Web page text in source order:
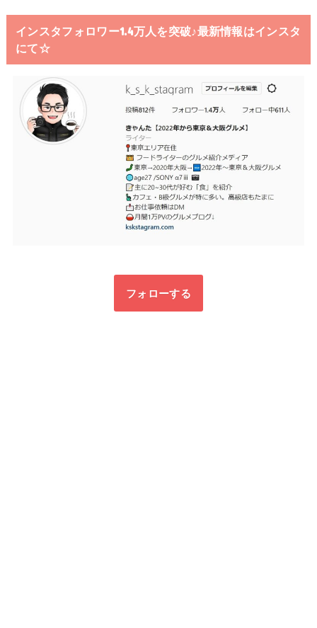
インスタフォロワー1.4万人を突破♪最新情報はインスタ
にて☆
フォローする